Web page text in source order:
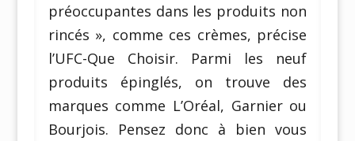
préoccupantes dans les produits non
rincés », comme ces crèmes, précise
l’UFC-Que Choisir. Parmi les neuf
produits épinglés, on trouve des
marques comme L’Oréal, Garnier ou
Bourjois. Pensez donc à bien vous